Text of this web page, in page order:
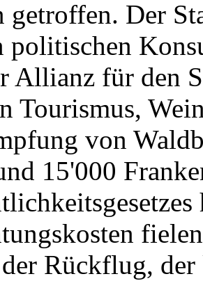
Der
politischen
Allianz für den
Tourismus,
von
15'000
Rückflug,